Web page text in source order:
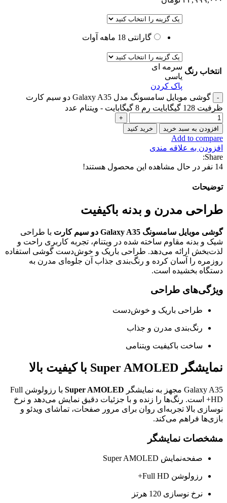
گارانتی 18 ماهه آوات
انتخاب رنگ
سرمه ای
یاسی
پاک کردن
گوشی موبایل سامسونگ مدل Galaxy A35 دو سیم کارت
ظرفیت 128 گیگابایت رم 8 گیگابایت - ویتنام عدد
افزودن به سبد خرید خرید کنید
Add to compare
افزودن به علاقه مندی
Share:
14 نفر در حال مشاهده این محصول هستند!
توضیحات
طراحی مدرن و بدنه باکیفیت
گوشی موبایل سامسونگ Galaxy A35 دو سیم کارت
با طراحی
شیک و بدنه مقاوم ساخته شده در ویتنام، تجربه کاربری راحت و
لذت‌بخش ارائه می‌دهد. طراحی باریک و خوش‌دست گوشی استفاده
روزمره را آسان کرده و رنگ‌بندی جذاب آن جلوه‌ای مدرن به
دستگاه بخشیده است.
ویژگی‌های طراحی
طراحی باریک و خوش‌دست
رنگ‌بندی مدرن و جذاب
ساخت باکیفیت ویتنامی
نمایشگر Super AMOLED با کیفیت بالا
Galaxy A35 مجهز به نمایشگر Super AMOLED
با رزولوشن Full
HD+ است. رنگ‌ها را زنده و با جزئیات دقیق نمایش می‌دهد و نرخ
نوسازی بالا تجربه‌ای روان برای مرور صفحات، تماشای ویدئو و
بازی‌ها فراهم می‌کند.
مشخصات نمایشگر
صفحه‌نمایش Super AMOLED
رزولوشن Full HD+
نرخ نوسازی 120 هرتز